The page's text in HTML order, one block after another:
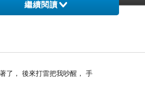
繼續閱讀
了， 後來打雷把我吵醒， 手